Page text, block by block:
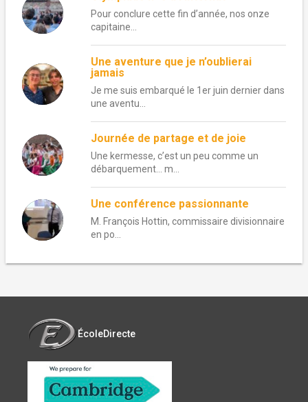
Pour conclure cette fin d’année, nos onze
capitaine...
Une aventure que je n’oublierai
jamais
Je me suis embarqué le 1er juin dernier dans
une aventu...
Journée de partage et de joie
Une kermesse, c’est un peu comme un
débarquement… m...
Une conférence passionnante
M. François Hottin, commissaire divisionnaire
en po...
ÉcoleDirecte